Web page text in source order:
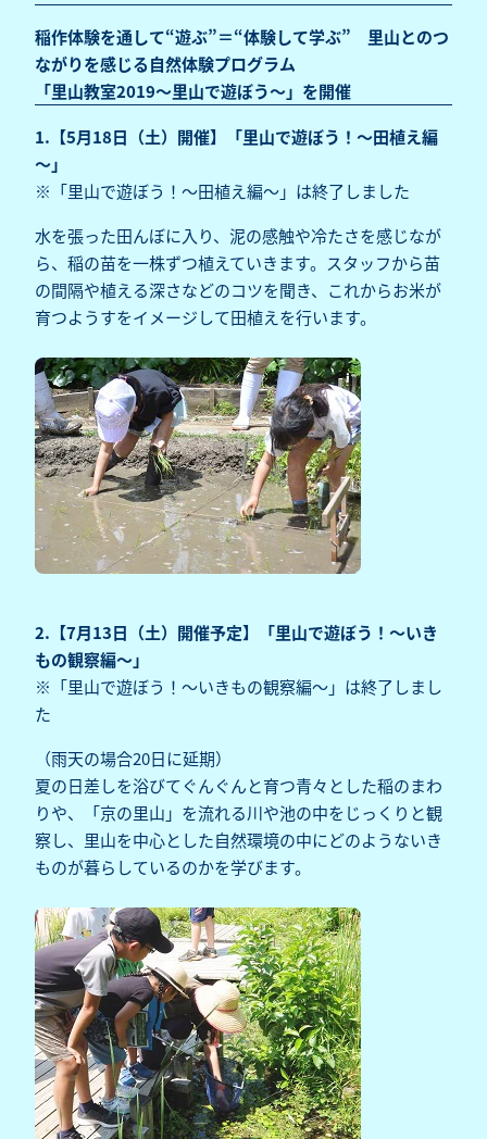
稲作体験を通して“遊ぶ”＝“体験して学ぶ” 里山とのつ
ながりを感じる自然体験プログラム
「里山教室2019～里山で遊ぼう～」を開催
1.【5月18日（土）開催】「里山で遊ぼう！～田植え編
～」
※「里山で遊ぼう！～田植え編～」は終了しました
水を張った田んぼに入り、泥の感触や冷たさを感じなが
ら、稲の苗を一株ずつ植えていきます。スタッフから苗
の間隔や植える深さなどのコツを聞き、これからお米が
育つようすをイメージして田植えを行います。
2.【7月13日（土）開催予定】「里山で遊ぼう！～いき
もの観察編～」
※「里山で遊ぼう！～いきもの観察編～」は終了しまし
た
（雨天の場合20日に延期）
夏の日差しを浴びてぐんぐんと育つ青々とした稲のまわ
りや、「京の里山」を流れる川や池の中をじっくりと観
察し、里山を中心とした自然環境の中にどのようないき
ものが暮らしているのかを学びます。